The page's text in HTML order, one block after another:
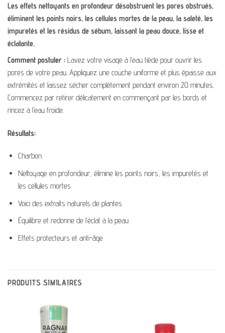
Les effets nettoyants en profondeur désobstruent les pores obstrués,
éliminent les points noirs, les cellules mortes de la peau, la saleté, les
impuretés et les résidus de sébum, laissant la peau douce, lisse et
éclatante.
Comment postuler : Lavez votre visage à l’eau tiède pour ouvrir les
pores de votre peau. Appliquez une couche uniforme et plus épaisse aux
extrémités et laissez sécher complètement pendant environ 20 minutes.
Commencez par retirer délicatement en commençant par les bords et
rincez à l’eau froide.
Résultats:
Charbon
Nettoyage en profondeur, élimine les points noirs, les impuretés et
les cellules mortes
Voici des extraits naturels de plantes
Équilibre et redonne de l’éclat à la peau
Effets protecteurs et anti-âge
PRODUITS SIMILAIRES